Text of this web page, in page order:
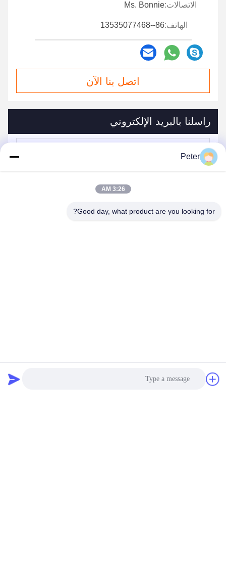
الاتصالات:Ms. Bonnie
الهاتف:86--13535077468
اتصل بنا الآن
راسلنا بالبريد الإلكتروني
Peter
3:26 AM
Good day, what product are you looking for?